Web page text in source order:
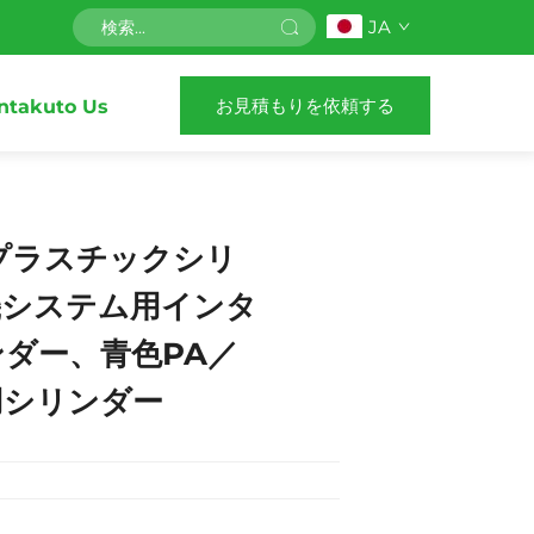
JA
Us お見積もりを依頼する
スチックシリ
ステム用インタ
ー、青色PA／
リンダー